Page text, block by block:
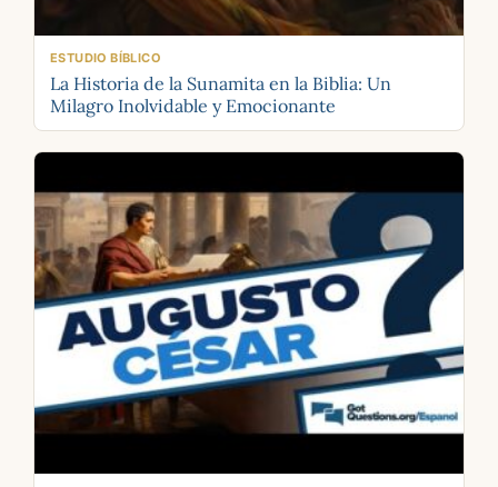
ESTUDIO BÍBLICO
La Historia de la Sunamita en la Biblia: Un
Milagro Inolvidable y Emocionante